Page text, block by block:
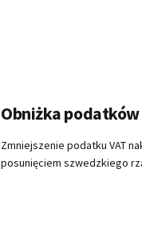
Obniżka
Zmniejszenie podatku VAT
posunięciem szwedzkiego